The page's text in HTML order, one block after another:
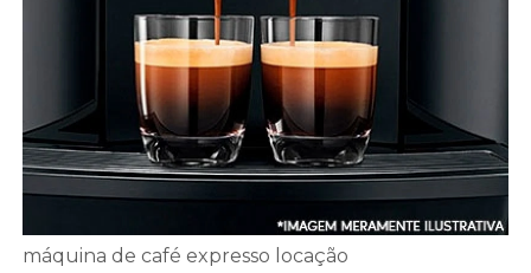
máquina de café expresso locação